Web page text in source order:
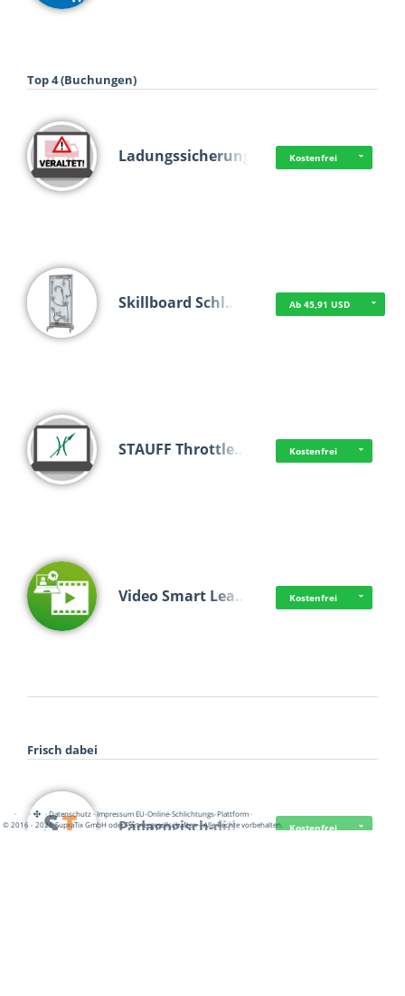
Top 4 (Buchungen)
Ladungssicherung Kostenfrei
Skillboard Schl… Ab 45,91 USD
STAUFF Throttle… Kostenfrei
Video Smart Lea… Kostenfrei
Frisch dabei
Pädagogisch-did… Kostenfrei
· · ·Datenschutz·Impressum EU-Online-Schlichtungs-Plattform·
© 2016 - 2026 SupraTix GmbH oder Partnergesellschaften - Alle Rechte vorbehalten.